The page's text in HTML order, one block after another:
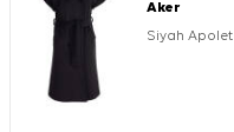
Aker
Siyah Apolet